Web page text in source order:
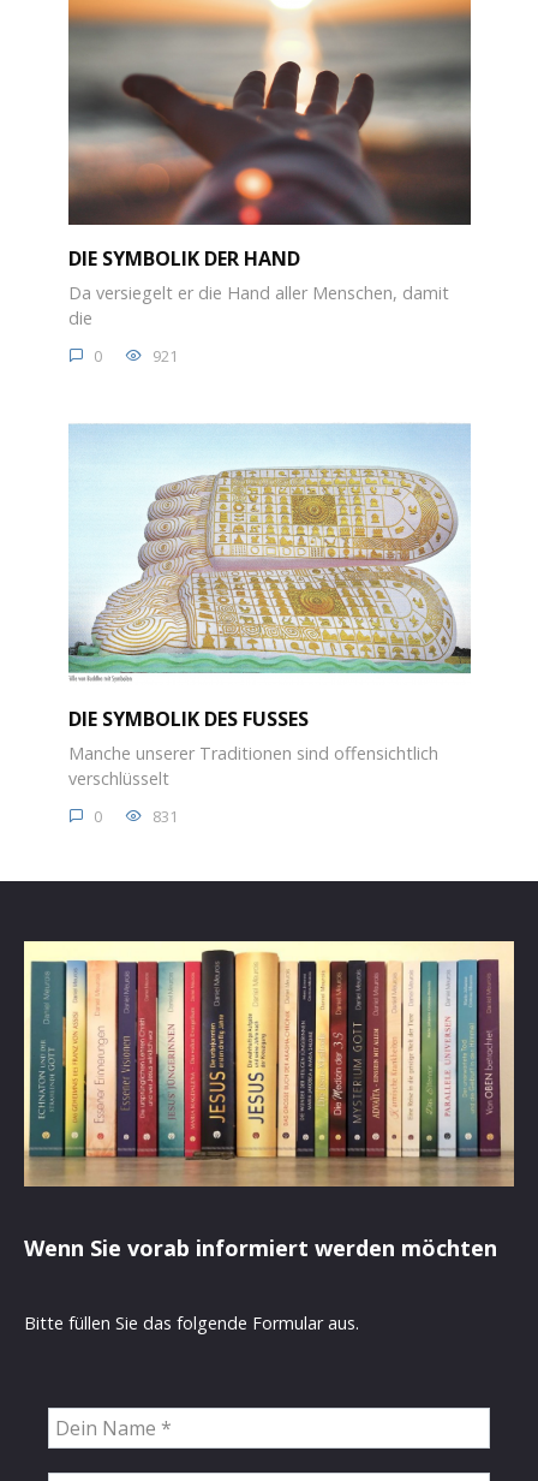
DIE SYMBOLIK DER HAND
Da versiegelt er die Hand aller Menschen, damit
die
0 921
DIE SYMBOLIK DES FUSSES
Manche unserer Traditionen sind offensichtlich
verschlüsselt
0 831
Wenn Sie vorab informiert werden möchten
Bitte füllen Sie das folgende Formular aus.